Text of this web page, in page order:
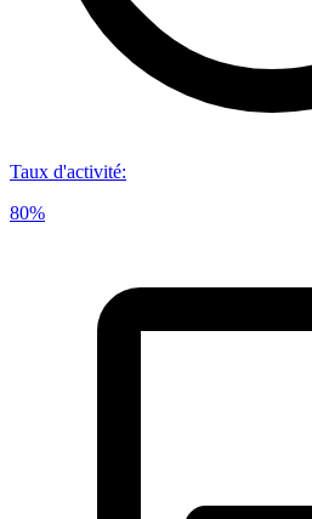
Taux d'activité:
80%